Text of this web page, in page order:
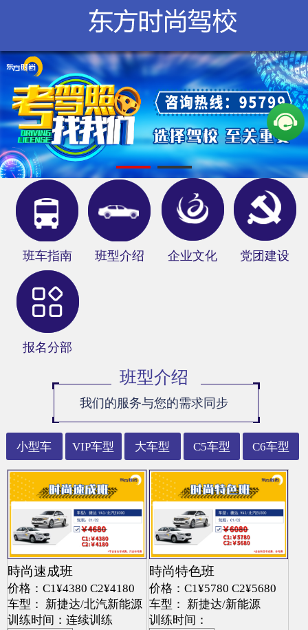
学校概况
新闻中心
服务指南
在线报名
网上教学
分部信息
俱乐部
班车指南 班型介绍 企业文化 党团建设
报名分部
班型介绍
我们的服务与您的需求同步
小型车 VIP车型 大车型 C5车型 C6车型
時尚速成班
价格：C1¥4380 C2¥4180
车型： 新捷达/北汽新能源
训练时间：连续训练
時尚特色班
价格：C1¥5780 C2¥5680
车型： 新捷达/新能源
训练时间：